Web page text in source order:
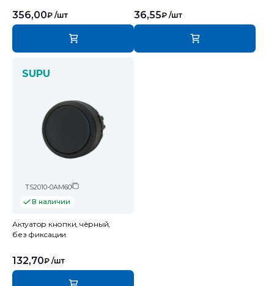
356,00₽ /шт 36,55₽ /шт
SUPU
TS2010-0AM60
В наличии
Актуатор кнопки, чёрный,
без фиксации
132,70₽ /шт